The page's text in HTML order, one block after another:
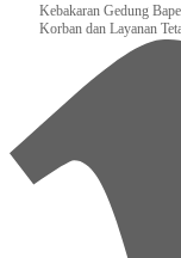
Kebakaran Gedung
Korban dan Layanan